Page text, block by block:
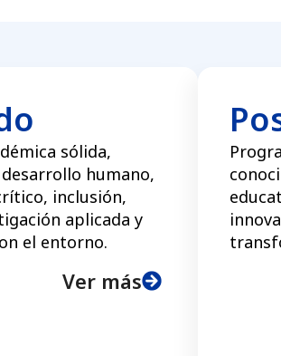
sólida,
humano,
inclusión,
aplicada y
el entorno.
Ver más